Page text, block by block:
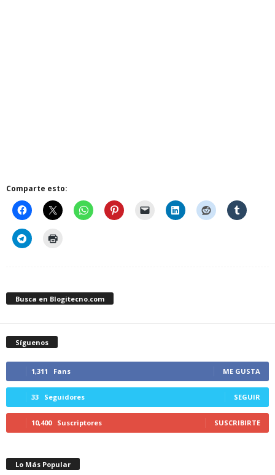
Comparte esto:
Busca en Blogitecno.com
Síguenos
1,311 Fans ME GUSTA
33 Seguidores SEGUIR
10,400 Suscriptores SUSCRIBIRTE
Lo Más Popular